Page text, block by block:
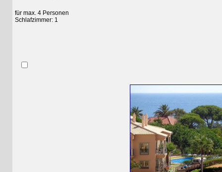
für max. 4 Personen
Schlafzimmer: 1